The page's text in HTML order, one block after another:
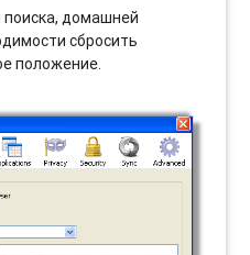
поиска, домашней
сбросить
положение.